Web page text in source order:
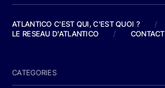
ATLANTICO C'EST QUI, C'EST QUOI ?
/
LE RESEAU D'ATLANTICO
/ CONTACT
CATEGORIES